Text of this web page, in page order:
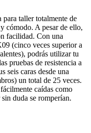
taller totalmente de
cómodo. A pesar de ello,
facilidad. Con una
(cinco veces superior a
podrás utilizar tu
pruebas de resistencia a
seis caras desde una
un total de 25 veces.
caídas como
duda se romperían.